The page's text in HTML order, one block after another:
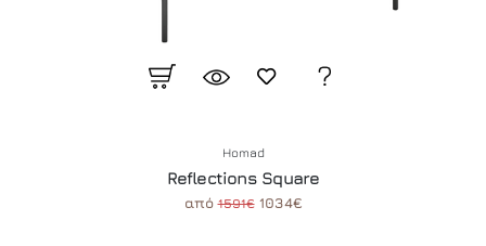
Homad
Reflections Square
από1591€1034€